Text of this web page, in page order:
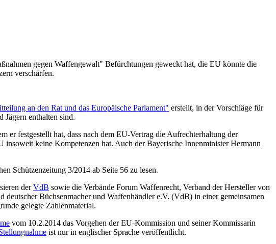
gegen Waffengewalt" Befürchtungen geweckt hat, die EU könnte die
verschärfen.
an den Rat und das Europäische Parlament" erstellt, in der Vorschläge für
Jägern enthalten sind.
er festgestellt hat, dass nach dem EU-Vertrag die Aufrechterhaltung der
keine Kompetenzen hat. Auch der Bayerische Innenminister Hermann
Schützenzeitung 3/2014 ab Seite 56 zu lesen.
derVdB sowie die Verbände Forum Waffenrecht, Verband der Hersteller von
Büchsenmacher und Waffenhändler e.V. (VdB) in einer gemeinsamen
gelegte Zahlenmaterial.
vom 10.2.2014 das Vorgehen der EU-Kommission und seiner Kommissarin
ist nur in englischer Sprache veröffentlicht.